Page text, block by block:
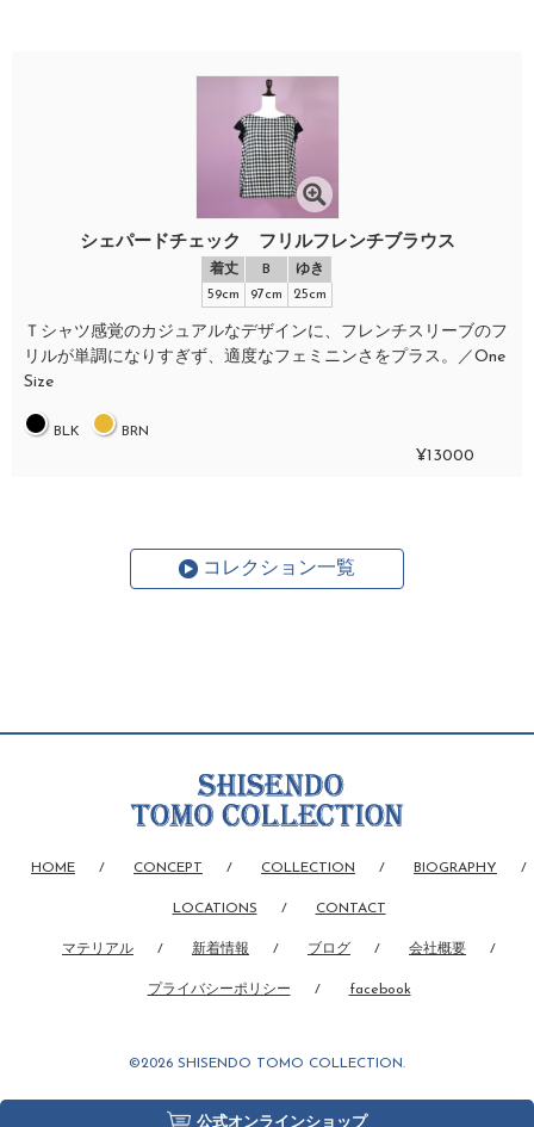
シェパードチェック フリルフレンチブラウス
着丈 B
ゆき
59cm
97cm 25cm
Ｔシャツ感覚のカジュアルなデザインに、フレンチスリーブのフ
リルが単調になりすぎず、適度なフェミニンさをプラス。／One
Size
BLK BRN
¥13000
コレクション一覧
公式オンラインショップ
HOME CONCEPT COLLECTION BIOGRAPHY
LOCATIONS CONTACT
マテリアル 新着情報 ブログ 会社概要
プライバシーポリシー facebook
©2026 SHISENDO TOMO COLLECTION.